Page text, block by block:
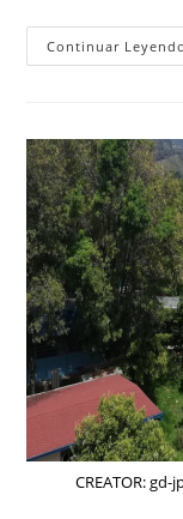
Continuar Leyendo
CREATOR: gd-